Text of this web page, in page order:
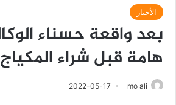
الأخبار
هامة قبل شراء المكياج
mo ali
2022-05-17